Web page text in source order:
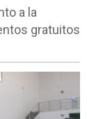
a la
gratuitos